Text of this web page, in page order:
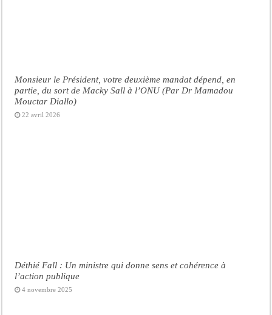
Monsieur le Président, votre deuxième mandat dépend, en
partie, du sort de Macky Sall à l’ONU (Par Dr Mamadou
Mouctar Diallo)
22 avril 2026
Déthié Fall : Un ministre qui donne sens et cohérence à
l’action publique
4 novembre 2025